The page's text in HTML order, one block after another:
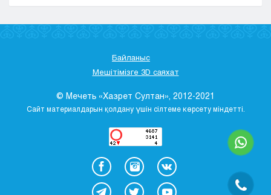
Байланыс
Мешітімізге 3D саяхат
© Мечеть «Хазрет Султан», 2012-2021
Сайт материалдарын қолдану үшін сілтеме көрсету міндетті.